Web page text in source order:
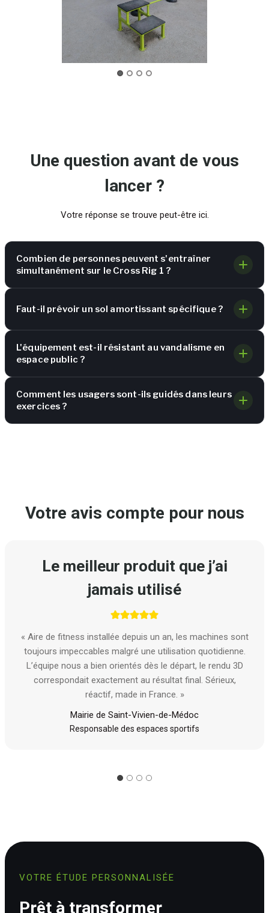
Une question avant de vous
lancer ?
Votre réponse se trouve peut-être ici.
Combien de personnes peuvent s'entraîner
simultanément sur le Cross Rig 1 ?
Faut-il prévoir un sol amortissant spécifique ?
L'équipement est-il résistant au vandalisme en
espace public ?
Comment les usagers sont-ils guidés dans leurs
exercices ?
Votre avis compte pour nous
Le meilleur produit que j’ai
jamais utilisé
« Aire de fitness installée depuis un an, les machines sont
toujours impeccables malgré une utilisation quotidienne.
L’équipe nous a bien orientés dès le départ, le rendu 3D
correspondait exactement au résultat final. Sérieux,
réactif, made in France. »
Mairie de Saint-Vivien-de-Médoc
Responsable des espaces sportifs
VOTRE ÉTUDE PERSONNALISÉE
Prêt à transformer